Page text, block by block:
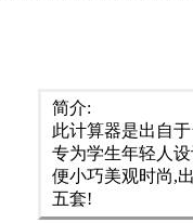
简介:
此计算器是出自
专为学生年轻人
便小巧美观时尚,
五套!